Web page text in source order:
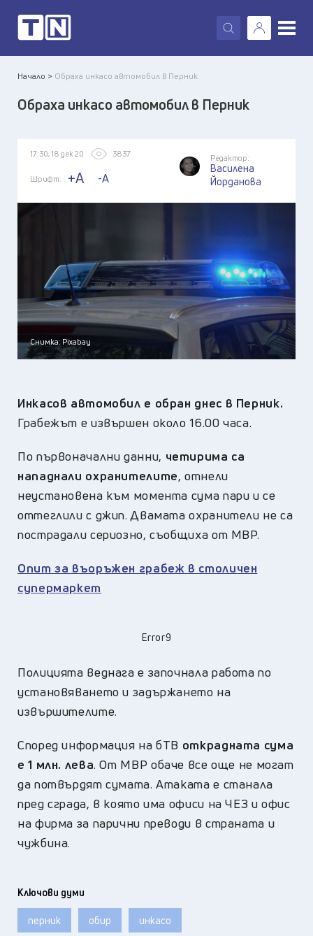
X
Начало > Обраха инкасо автомобил в Перник
Обраха инкасо автомобил в Перник
17:30, 18 дек 20 3837
Шрифт: +A -A
Редактор:
Василена
Йорданова
Снимка: Pixabay
Инкасов автомобил е обран днес в Перник.
Грабежът е извършен около 16.00 часа.
По първоначални данни, четирима са
нападнали охранителите, отнели
неустановена към момента сума пари и се
оттеглили с джип. Двамата охранители не са
пострадали сериозно, съобщиха от МВР.
Опит за въоръжен грабеж в столичен
супермаркет
Error9
Полицията веднага е започнала работа по
установяването и задържането на
извършителите.
Според информация на бТВ открадната сума
е 1 млн. лева. От МВР обаче все още не могат
да потвърдят сумата. Атаката е станала
пред сграда, в която има офиси на ЧЕЗ и офис
на фирма за парични преводи в страната и
чужбина.
Ключови думи
перник обир инкасо